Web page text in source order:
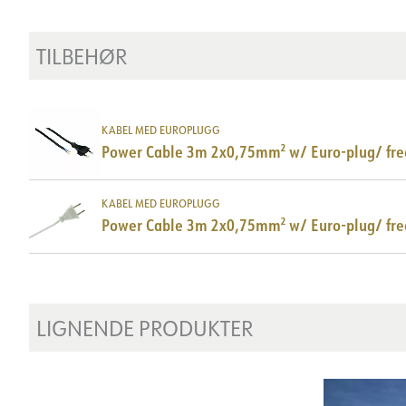
TILBEHØR
KABEL MED EUROPLUGG
Power Cable 3m 2x0,75mm² w/ Euro-plug/
KABEL MED EUROPLUGG
Power Cable 3m 2x0,75mm² w/ Euro-plug/
LIGNENDE PRODUKTER